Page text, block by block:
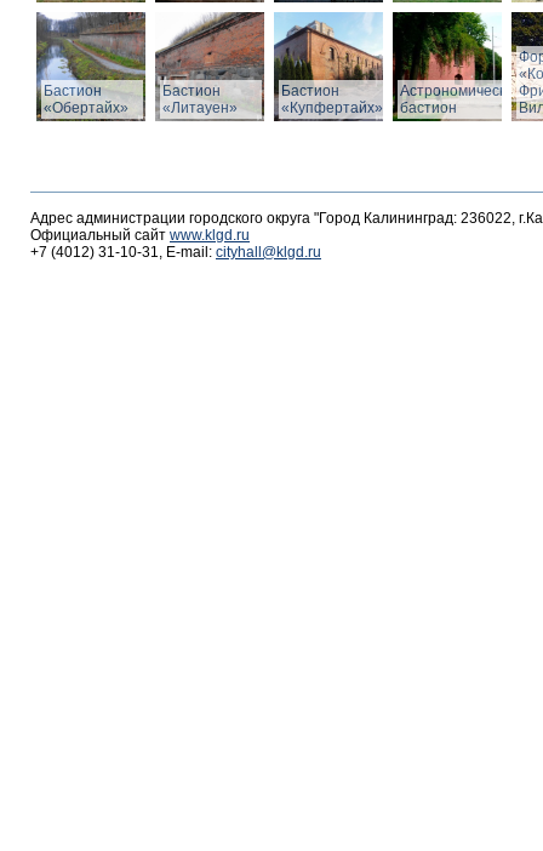
Бастион
«Обертайх»
Бастион
«Литауен»
Бастион
«Купфертайх»
Астрономический
бастион
Адрес администрации городского округа "Город Калининград: 236022,
Официальный сайт www.klgd.ru
+7 (4012) 31-10-31, E-mail: cityhall@klgd.ru